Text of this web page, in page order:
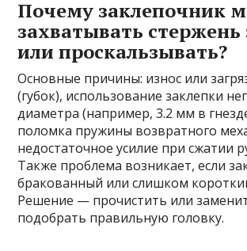
Почему заклепочник
захватывать стержень
или проскальзывать?
Основные причины: износ или
(губок), использование заклепки
диаметра (например, 3.2 мм в
поломка пружины возвратного
недостаточное усилие при сжатии
Также проблема возникает, если
бракованный или слишком
Решение — прочистить или
подобрать правильную головку.